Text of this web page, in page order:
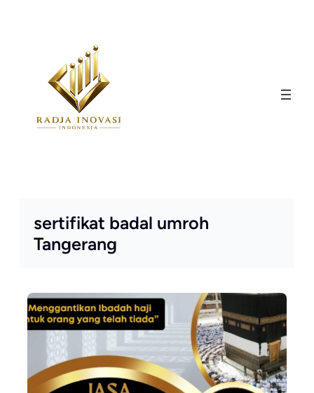
sertifikat badal umroh
Tangerang